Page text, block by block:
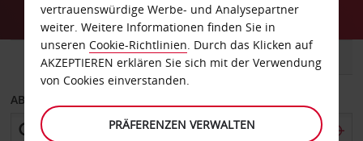
FAHRZEUG TRANSPORTER
ABHOLEN VON
vertrauenswürdige Werbe- und Analysepartner
weiter. Weitere Informationen finden Sie in
unseren Cookie-Richtlinien. Durch das Klicken auf
AKZEPTIEREN erklären Sie sich mit der Verwendung
von Cookies einverstanden.
PRÄFERENZEN VERWALTEN